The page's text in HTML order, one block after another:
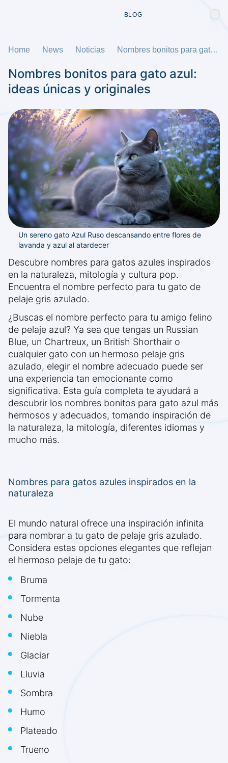
BLOG
Home News Noticias Nombres bonitos para gato azul: ideas únicas y originales
Nombres bonitos para gato azul:
ideas únicas y originales
Un sereno gato Azul Ruso descansando entre flores de
lavanda y azul al atardecer
Descubre nombres para gatos azules inspirados
en la naturaleza, mitología y cultura pop.
Encuentra el nombre perfecto para tu gato de
pelaje gris azulado.
¿Buscas el nombre perfecto para tu amigo felino
de pelaje azul? Ya sea que tengas un Russian
Blue, un Chartreux, un British Shorthair o
cualquier gato con un hermoso pelaje gris
azulado, elegir el nombre adecuado puede ser
una experiencia tan emocionante como
significativa. Esta guía completa te ayudará a
descubrir los nombres bonitos para gato azul más
hermosos y adecuados, tomando inspiración de
la naturaleza, la mitología, diferentes idiomas y
mucho más.
Nombres para gatos azules inspirados en la
naturaleza
El mundo natural ofrece una inspiración infinita
para nombrar a tu gato de pelaje gris azulado.
Considera estas opciones elegantes que reflejan
el hermoso pelaje de tu gato:
Bruma
Tormenta
Nube
Niebla
Glaciar
Lluvia
Sombra
Humo
Plateado
Trueno